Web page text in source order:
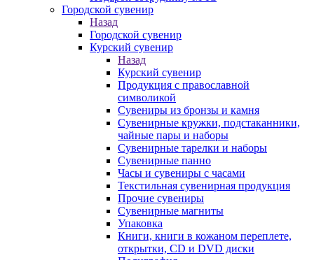
Городской сувенир
Назад
Городской сувенир
Курский сувенир
Назад
Курский сувенир
Продукция с православной
символикой
Сувениры из бронзы и камня
Сувенирные кружки, подстаканники,
чайные пары и наборы
Сувенирные тарелки и наборы
Сувенирные панно
Часы и сувениры с часами
Текстильная сувенирная продукция
Прочие сувениры
Сувенирные магниты
Упаковка
Книги, книги в кожаном переплете,
открытки, CD и DVD диски